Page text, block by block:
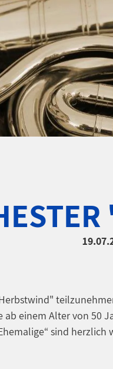
einem Alter von 50
sind herzlich